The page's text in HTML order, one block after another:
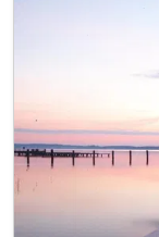
sowie der
inkl. Bademantel
inkl. Nutzung
inkl. Nutzung W-
inkl. Parkplatz